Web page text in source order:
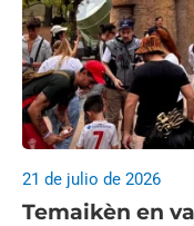
Temaikèn en
21 de julio de 2026